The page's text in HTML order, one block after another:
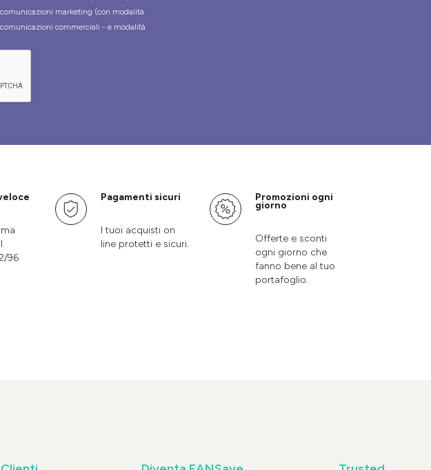
marketing (con modalità
commerciali - e modalità
96
Pagamenti sicuri
I tuoi acquisti on
line protetti e sicuri.
Promozioni ogni
giorno
Offerte e sconti
ogni giorno che
fanno bene al tuo
portafoglio.